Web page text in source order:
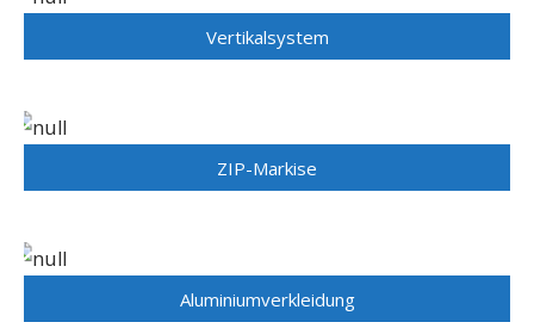
Vertikalsystem
ZIP-Markise
Aluminiumverkleidung